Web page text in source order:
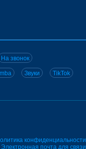
На звонок
Звуки TikTok
конфиденциальности
Электронная почта для связи